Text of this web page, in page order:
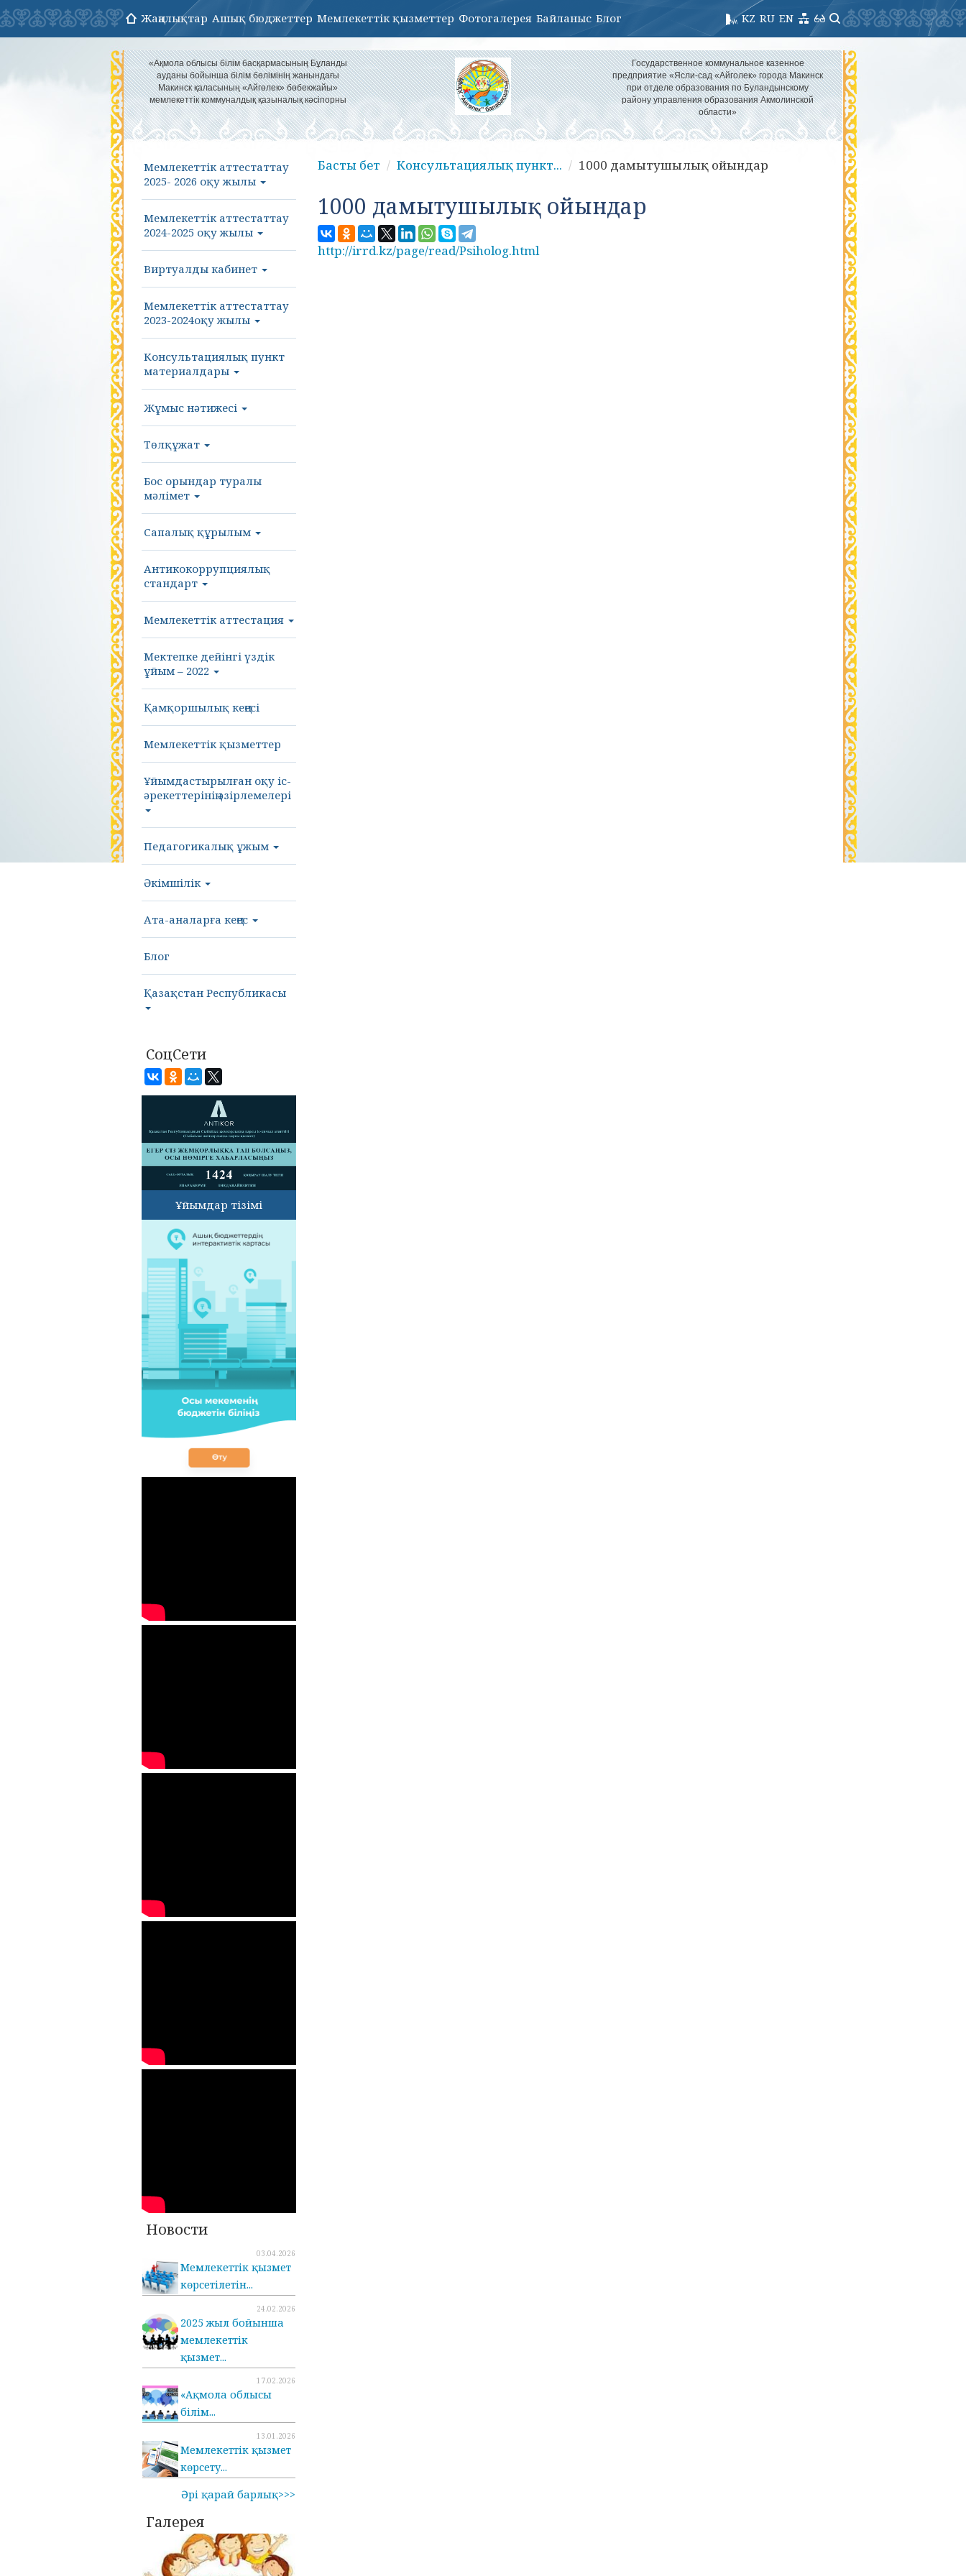
Жаңалықтар Ашық бюджеттер Мемлекеттік қызметтер Фотогалерея Байланыс Блог EN
RU
KZ
«Ақмола облысы білім басқармасының Бұланды
ауданы бойынша білім бөлімінің жанындағы
Макинск қаласының «Айгөлек» бөбекжайы»
мемлекеттік коммуналдық қазыналық кәсіпорны
Государственное коммунальное казенное
предприятие «Ясли-сад «Айголек» города Макинск
при отделе образования по Буландынскому
району управления образования Акмолинской
области»
Мемлекеттік аттестаттау
2025- 2026 оқу жылы
Мемлекеттік аттестаттау
2024-2025 оқу жылы
Виртуалды кабинет
Мемлекеттік аттестаттау
2023-2024оқу жылы
Консультациялық пункт
материалдары
Жұмыс нәтижесі
Төлқұжат
Бос орындар туралы
мәлімет
Сапалық құрылым
Антикокоррупциялық
стандарт
Мемлекеттік аттестация
Мектепке дейінгі үздік
ұйым – 2022
Қамқоршылық кеңесі
Мемлекеттік қызметтер
Ұйымдастырылған оқу іс-
әрекеттерінің әзірлемелері
Педагогикалық ұжым
Әкімшілік
Ата-аналарға кеңес
Блог
Қазақстан Республикасы
СоцСети
Ұйымдар тізімі
Новости
03.04.2026
Мемлекеттік қызмет
көрсетілетін...
24.02.2026
2025 жыл бойынша
мемлекеттік
қызмет...
17.02.2026
«Ақмола облысы
білім...
13.01.2026
Мемлекеттік қызмет
көрсету...
Әрі қарай барлық>>>
Галерея
Басты бет Консультациялық пункт... 1000 дамытушылық ойындар
1000 дамытушылық ойындар
http://irrd.kz/page/read/Psiholog.html